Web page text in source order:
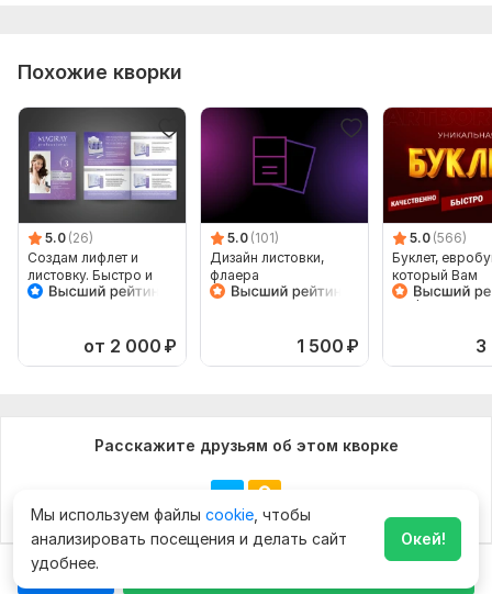
Чат
Похожие кворки
5.0 (26)
Создам лифлет и
листовку. Быстро и
качественно
от 2 000 ₽
5.0 (101)
Дизайн листовки,
флаера
1 500 ₽
5.0 (566)
Буклет,
который Вам
понравится
3
Расскажите друзьям об этом кворке
Мы используем файлы cookie , чтобы
анализировать посещения и делать сайт
удобнее.
Окей!